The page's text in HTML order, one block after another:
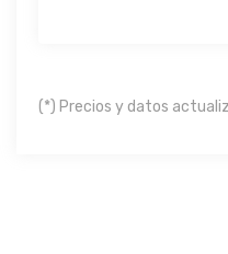
(*) Precios y datos